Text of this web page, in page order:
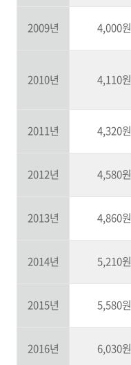
2009년 4,000원
2010년 4,110원
2011년 4,320원
2012년 4,580원
2013년 4,860원
2014년 5,210원
2015년 5,580원
2016년 6,030원